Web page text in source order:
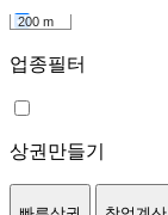
200 m
업종필터
상권만들기